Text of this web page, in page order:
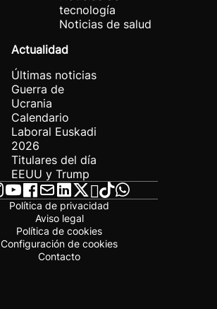
tecnología
Noticias de salud
Actualidad
Últimas noticias
Guerra de
Ucrania
Calendario
Laboral Euskadi
2026
Titulares del día
EEUU y Trump
Política de privacidad
Aviso legal
Política de cookies
Configuración de cookies
Contacto